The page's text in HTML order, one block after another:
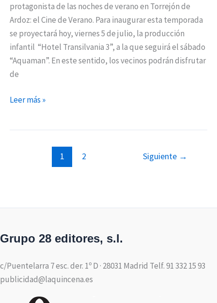
protagonista de las noches de verano en Torrejón de
Ardoz: el Cine de Verano. Para inaugurar esta temporada
se proyectará hoy, viernes 5 de julio, la producción
infantil “Hotel Transilvania 3”, a la que seguirá el sábado
“Aquaman”. En este sentido, los vecinos podrán disfrutar
de
Leer más »
1 2 Siguiente →
Grupo 28 editores, s.l.
c/Puentelarra 7 esc. der. 1º D · 28031 Madrid Telf. 91 332 15 93
publicidad@laquincena.es